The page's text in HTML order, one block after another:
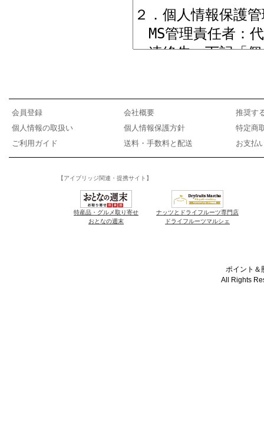
会員登録 会社概要
推奨す
個人情報の取扱い
個人情報保護方針
特定商
ご利用ガイド
送料・手数料と配送 お支払
【アイブリッジ関連・提携サイト】
特産品・グルメ取り寄せ
おとなの週末
ナッツとドライフルーツ専門店
ドライフルーツマルシェ
ポイント＆
All Rights